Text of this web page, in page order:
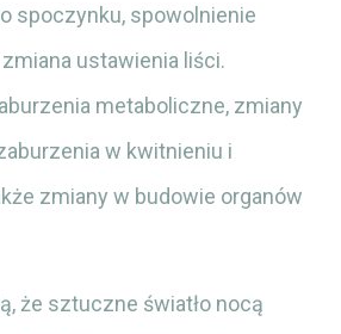
spoczynku, spowolnienie
ustawienia liści.
metaboliczne, zmiany
w kwitnieniu i
zmiany w budowie organów
że sztuczne światło nocą